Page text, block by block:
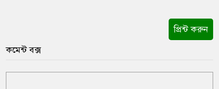
প্রিন্ট করুন
কমেন্ট বক্স